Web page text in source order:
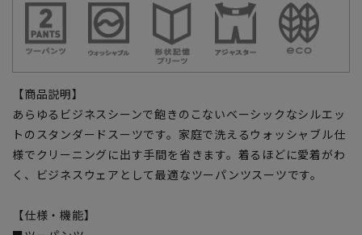
【商品説明】
あらゆるビジネスシーンで飽きのこないベーシックなシルエッ
トのスタンダードスーツです。家庭で洗えるウォッシャブル仕
様でクリーニングに出す手間を省きます。着るほどに愛着がわ
く、ビジネスウェアとして最適なツーパンツスーツです。
【仕様・機能】